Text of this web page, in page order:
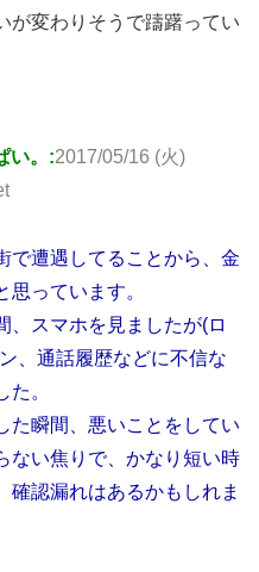
が変わりそうで躊躇ってい
い。:2017/05/16 (火)
で遭遇してることから、金
っています。
、スマホを見ましたが(ロ
、通話履歴などに不信な
。
た瞬間、悪いことをしてい
ない焦りで、かなり短い時
確認漏れはあるかもしれま